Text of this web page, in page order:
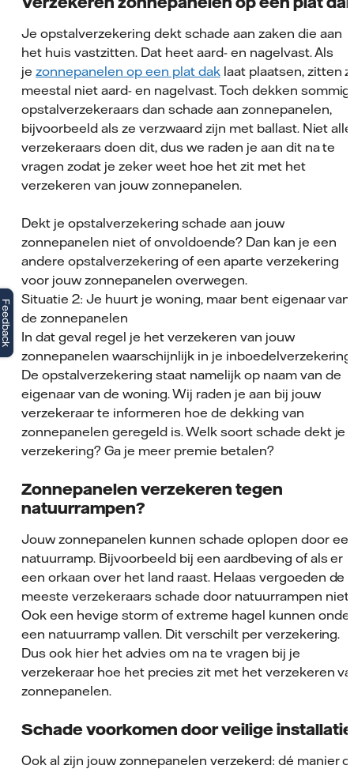
Je opstalverzekering dekt schade aan zaken die aan
het huis vastzitten. Dat heet aard- en nagelvast. Als
je zonnepanelen op een plat daklaat plaatsen, zitten
meestal niet aard- en nagelvast. Toch dekken
opstalverzekeraars dan schade aan zonnepanelen,
bijvoorbeeld als ze verzwaard zijn met ballast. Niet alle
verzekeraars doen dit, dus we raden je aan dit na te
vragen zodat je zeker weet hoe het zit met het
verzekeren van jouw zonnepanelen.
Dekt je opstalverzekering schade aan jouw
zonnepanelen niet of onvoldoende? Dan kan je een
andere opstalverzekering of een aparte verzekering
voor jouw zonnepanelen overwegen.
Situatie 2: Je huurt je woning, maar bent eigenaar van
de zonnepanelen
In dat geval regel je het verzekeren van jouw
zonnepanelen waarschijnlijk in je inboedelverzekering.
De opstalverzekering staat namelijk op naam van de
eigenaar van de woning. Wij raden je aan bij jouw
verzekeraar te informeren hoe de dekking van
zonnepanelen geregeld is. Welk soort schade dekt je
verzekering? Ga je meer premie betalen?
Zonnepanelen verzekeren tegen
natuurrampen?
Jouw zonnepanelen kunnen schade oplopen door
natuurramp. Bijvoorbeeld bij een aardbeving of als er
een orkaan over het land raast. Helaas vergoeden de
meeste verzekeraars schade door natuurrampen niet.
Ook een hevige storm of extreme hagel kunnen onder
een natuurramp vallen. Dit verschilt per verzekering.
Dus ook hier het advies om na te vragen bij je
verzekeraar hoe het precies zit met het verzekeren
zonnepanelen.
Schade voorkomen door veilige installatie
Ook al zijn jouw zonnepanelen verzekerd: dé manier
Feedback